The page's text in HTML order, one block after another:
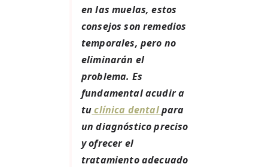
en las muelas, estos
consejos son remedios
temporales, pero no
eliminarán el
problema. Es
fundamental acudir a
tuclínica dentalpara
un diagnóstico preciso
y ofrecer el
tratamiento adecuado